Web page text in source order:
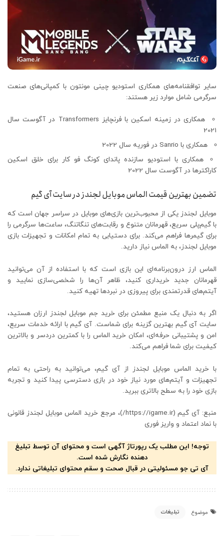
سایر توافقنامه‌های همکاری استودیو چینی مونتون با کمپانی‌های صنعت
سرگرمی شامل موارد زیر هستند:
همکاری در زمینه اسکین با فرنچایز Transformers در آگوست سال
2021
همکاری با Sanrio در فوریه سال 2022
همکاری با استودیو سازنده پاندای کونگ فو کار برای خلق اسکین
کاراکترها در آگوست سال 2022
تضمین بهترین قیمت الماس موبایل لجندز در سایت آی گیم
موبایل لجندز یکی از محبوب‌ترین بازی‌های موبایل در سراسر جهان است که
با گیم‌پلی سریع، قهرمانان متنوع و رقابت‌های تنگاتنگ، ساعت‌ها سرگرمی را
برای گیمرها فراهم می‌کند. برای دستیابی به تمام امکانات و تجهیزات بازی
موبایل لجندز، به الماس نیاز دارید.
الماس ارز درون‌برنامه‌ای این بازی است که با استفاده از آن می‌توانید
قهرمانان جدید خریداری کنید، ظاهر آن‌ها را شخصی‌سازی نمایید و
آیتم‌های قدرتمندی برای پیروزی در نبردها تهیه کنید.
اگر به دنبال یک منبع مطمئن برای خرید جم موبایل لجندز ارزان هستید،
سایت آی گیم بهترین گزینه برای شماست. آی گیم با ارائه خدمات سریع،
امن و پشتیبانی حرفه‌ای، امکان خرید الماس را با کمترین دردسر و بالاترین
کیفیت برای شما فراهم می‌کند.
با خرید الماس موبایل لجندز از آی گیم، می‌توانید به راحتی به تمام
تجهیزات و آیتم‌های مورد نیاز خود در بازی دسترسی پیدا کنید و تجربه
بازی خود را به سطح بالاتری ببرید.
منبع: آی گیم (https://igame.ir/)، مرجع خرید الماس موبایل لجندز قانونی
با نماد اعتماد و واریز فوری
توجه! این مطلب یک رپورتاژ آگهی است و محتوای آن توسط تبلیغ
دهنده نگارش شده است.
آی تی جو مسئولیتی در قبال صحت و سقم محتوای تبلیغاتی ندارد.
موضوع تبلیغات